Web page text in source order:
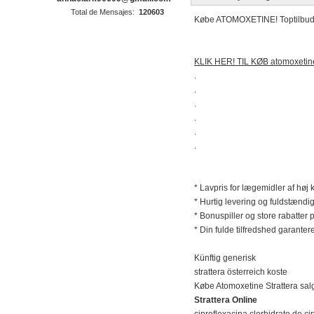
Total de Mensajes: 120603
Købe ATOMOXETINE!
KLIK HER! TIL KØB
.
.
.
.
.
.
* Lavpris for lægemidler af høj
* Hurtig levering og
* Bonuspiller og store rabatter
* Din fulde tilfredshed
Künftig generisk
strattera österreich koste
Købe Atomoxetine Strattera
Strattera Online